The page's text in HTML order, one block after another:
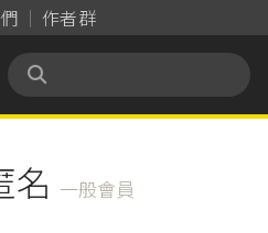
作者群
名 一般會員